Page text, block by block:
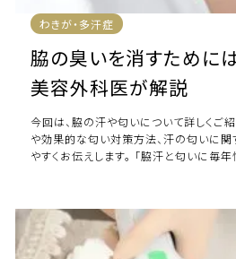
わきが・多汗症
脇の臭いを消すために
美容外科医が解説
今回は、脇の汗や匂いについて詳しくご
や効果的な匂い対策方法、汗の匂いに
やすくお伝えします。 「脇汗と匂いに毎